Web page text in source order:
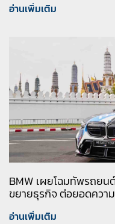
อ่านเพิ่มเติม
BMW เผยโฉมทัพรถย
ขยายธุรกิจ ต่อยอดควา
อ่านเพิ่มเติม